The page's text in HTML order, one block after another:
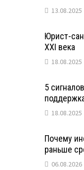
13.08.2025
Юрист-
XXI века
18.08.2025
5
18.08.2025
Почему
раньше
06.08.2026